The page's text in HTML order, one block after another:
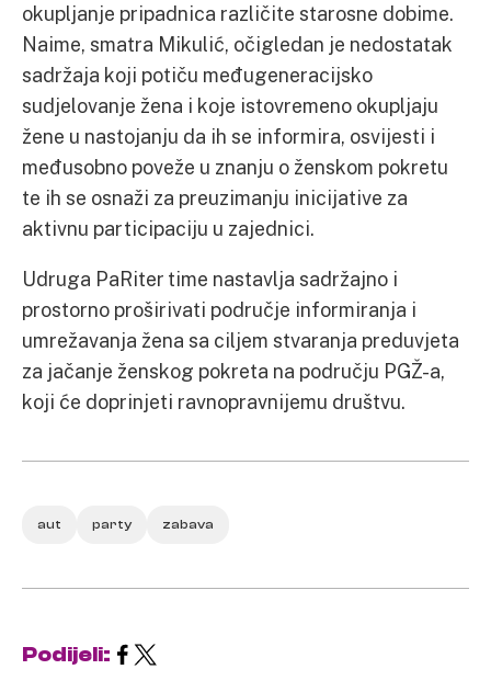
okupljanje pripadnica različite starosne dobime.
Naime, smatra Mikulić, očigledan je nedostatak
sadržaja koji potiču međugeneracijsko
sudjelovanje žena i koje istovremeno okupljaju
žene u nastojanju da ih se informira, osvijesti i
međusobno poveže u znanju o ženskom pokretu
te ih se osnaži za preuzimanju inicijative za
aktivnu participaciju u zajednici.
Udruga PaRiter time nastavlja sadržajno i
prostorno proširivati područje informiranja i
umrežavanja žena sa ciljem stvaranja preduvjeta
za jačanje ženskog pokreta na području PGŽ-a,
koji će doprinjeti ravnopravnijemu društvu.
aut party zabava
Podijeli: